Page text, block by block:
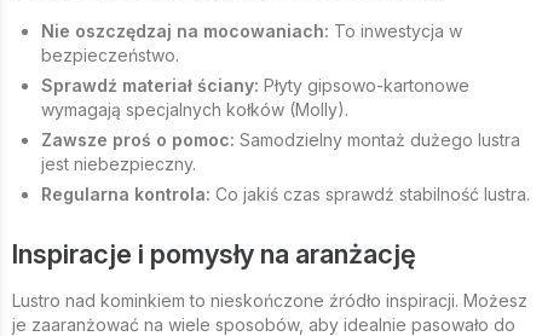
Nie oszczędzaj na mocowaniach: To inwestycja w
bezpieczeństwo.
Sprawdź materiał ściany: Płyty gipsowo-kartonowe
wymagają specjalnych kołków (Molly).
Zawsze proś o pomoc: Samodzielny montaż dużego lustra
jest niebezpieczny.
Regularna kontrola: Co jakiś czas sprawdź stabilność lustra.
Inspiracje i pomysły na aranżację
Lustro nad kominkiem to nieskończone źródło inspiracji. Możesz
je zaaranżować na wiele sposobów, aby idealnie pasowało do